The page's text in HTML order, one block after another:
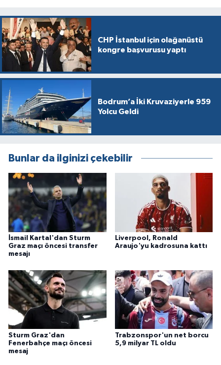
CHP İstanbul için olağanüstü
kongre başvurusu yaptı
Bodrum’a İki Kruvaziyerle 959
Yolcu Geldi
Bunlar da ilginizi çekebilir
İsmail Kartal'dan Sturm
Graz maçı öncesi transfer
mesajı
Liverpool, Ronald
Araujo'yu kadrosuna kattı
Sturm Graz'dan
Fenerbahçe maçı öncesi
mesaj
Trabzonspor'un net borcu
5,9 milyar TL oldu